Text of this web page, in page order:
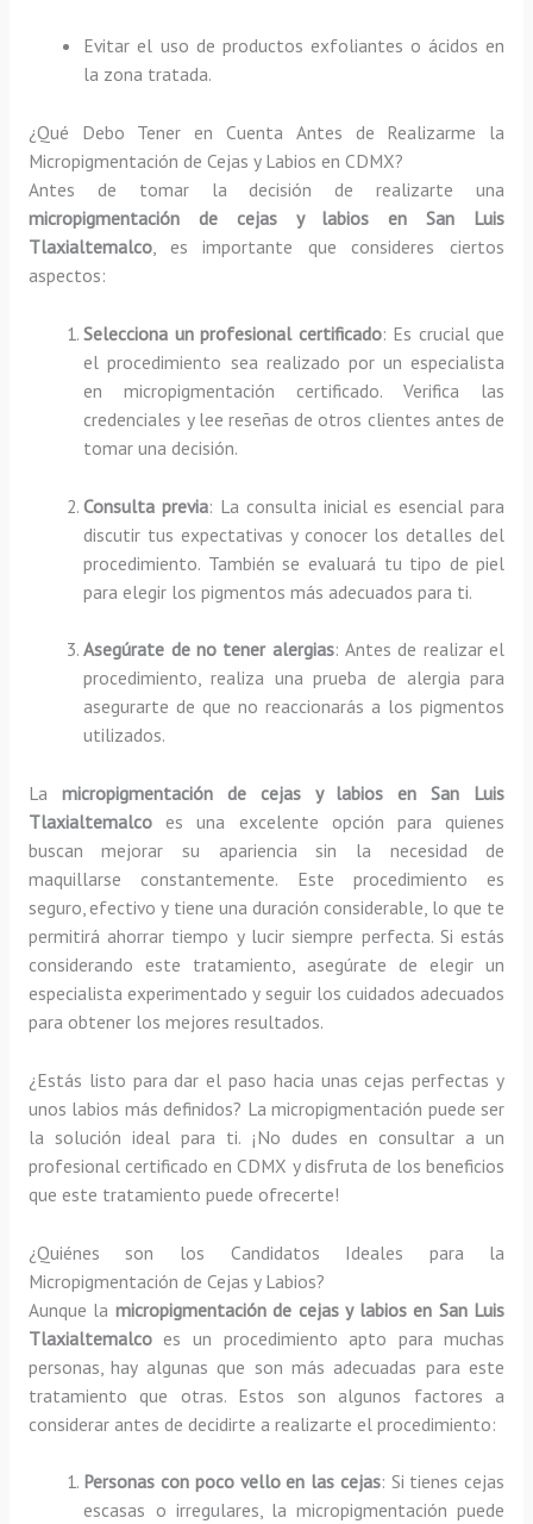
Evitar el uso de productos exfoliantes o ácidos en
la zona tratada.
¿Qué Debo Tener en Cuenta Antes de Realizarme la
Micropigmentación de Cejas y Labios en CDMX?
Antes de tomar la decisión de realizarte una
micropigmentación de cejas y labios en San Luis
Tlaxialtemalco, es importante que consideres ciertos
aspectos:
Selecciona un profesional certificado: Es crucial que
el procedimiento sea realizado por un especialista
en micropigmentación certificado. Verifica las
credenciales y lee reseñas de otros clientes antes de
tomar una decisión.
Consulta previa: La consulta inicial es esencial para
discutir tus expectativas y conocer los detalles del
procedimiento. También se evaluará tu tipo de piel
para elegir los pigmentos más adecuados para ti.
Asegúrate de no tener alergias: Antes de realizar el
procedimiento, realiza una prueba de alergia para
asegurarte de que no reaccionarás a los pigmentos
utilizados.
La micropigmentación de cejas y labios en San Luis
Tlaxialtemalcoes una excelente opción para quienes
buscan mejorar su apariencia sin la necesidad de
maquillarse constantemente. Este procedimiento es
seguro, efectivo y tiene una duración considerable, lo que te
permitirá ahorrar tiempo y lucir siempre perfecta. Si estás
considerando este tratamiento, asegúrate de elegir un
especialista experimentado y seguir los cuidados adecuados
para obtener los mejores resultados.
¿Estás listo para dar el paso hacia unas cejas perfectas y
unos labios más definidos? La micropigmentación puede ser
la solución ideal para ti. ¡No dudes en consultar a un
profesional certificado en CDMX y disfruta de los beneficios
que este tratamiento puede ofrecerte!
¿Quiénes son los Candidatos Ideales para la
Micropigmentación de Cejas y Labios?
Aunque la micropigmentación de cejas y labios en San Luis
Tlaxialtemalcoes un procedimiento apto para muchas
personas, hay algunas que son más adecuadas para este
tratamiento que otras. Estos son algunos factores a
considerar antes de decidirte a realizarte el procedimiento:
Personas con poco vello en las cejas: Si tienes cejas
escasas o irregulares, la micropigmentación puede